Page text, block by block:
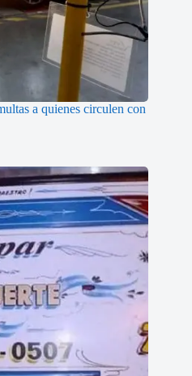
a quienes circulen con